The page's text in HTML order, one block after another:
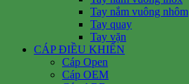
Tay nắm vuông nhôm
Tay quay
Tay vặn
CÁP ĐIỀU KHIỂN
Cáp Open
Cáp OEM